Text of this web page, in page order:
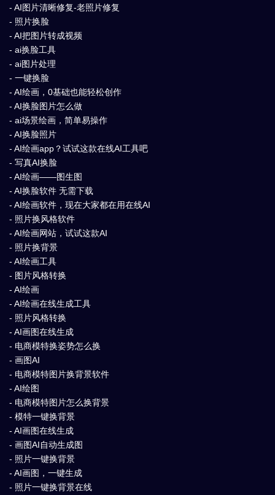
- AI图片清晰修复-老照片修复
- 照片换脸
- AI把图片转成视频
- ai换脸工具
- ai图片处理
- 一键换脸
- AI绘画，0基础也能轻松创作
- AI换脸图片怎么做
- ai场景绘画，简单易操作
- AI换脸照片
- AI绘画app？试试这款在线AI工具吧
- 写真AI换脸
- AI绘画——图生图
- AI换脸软件 无需下载
- AI绘画软件，现在大家都在用在线AI
- 照片换风格软件
- AI绘画网站，试试这款AI
- 照片换背景
- AI绘画工具
- 图片风格转换
- AI绘画
- AI绘画在线生成工具
- 照片风格转换
- AI画图在线生成
- 电商模特换姿势怎么换
- 画图AI
- 电商模特图片换背景软件
- AI绘图
- 电商模特图片怎么换背景
- 模特一键换背景
- AI画图在线生成
- 画图AI自动生成图
- 照片一键换背景
- AI画图，一键生成
- 照片一键换背景在线